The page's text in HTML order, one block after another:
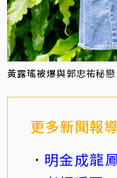
黃露瑤被爆與郭忠祐秘
更多新聞報
明金成龍